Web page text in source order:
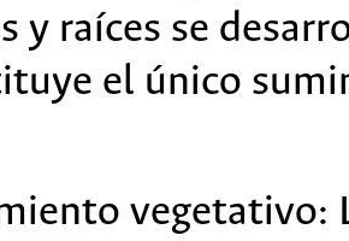
y raíces se
el único
vegetativo: